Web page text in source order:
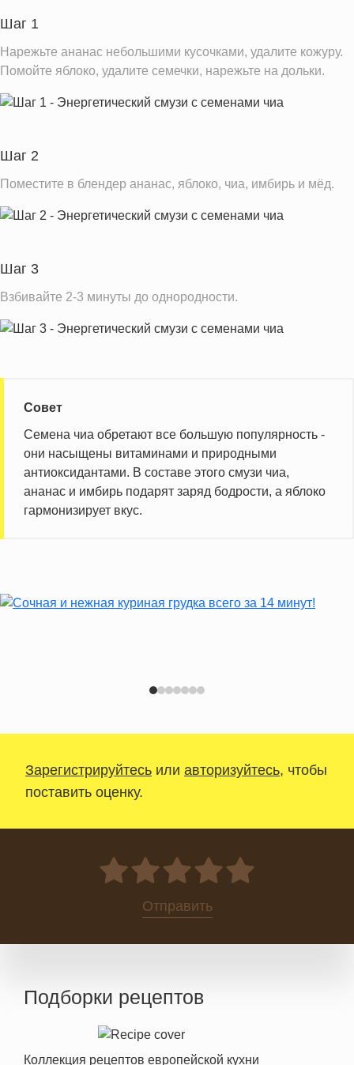
Пищевые волокна
Сахар
Вода
164.5 г
Натрий
Фолиевая кислота
21.0 мкг
Витамин А
Витамин Е
0.2 мг
Насыщенные жиры
0.0 г
Шаг 1
Нарежьте ананас небольшими кусочками, удалите кожуру.
Помойте яблоко, удалите семечки, нарежьте на дольки.
Шаг 2
Поместите в блендер ананас, яблоко, чиа, имбирь и мёд.
Шаг 3
Взбивайте 2-3 минуты до однородности.
Совет
Семена чиа обретают все большую популярность -
они насыщены витаминами и природными
антиоксидантами. В составе этого смузи чиа,
ананас и имбирь подарят заряд бодрости, а яблоко
гармонизирует вкус.
Зарегистрируйтесь или авторизуйтесь, чтобы
поставить оценку.
0
Отправить
Подборки рецептов
Коллекция рецептов европейской кухни